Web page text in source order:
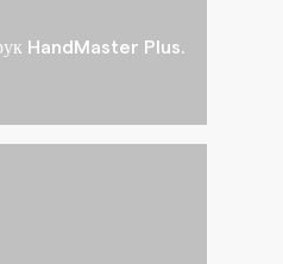
HandMaster Plus.